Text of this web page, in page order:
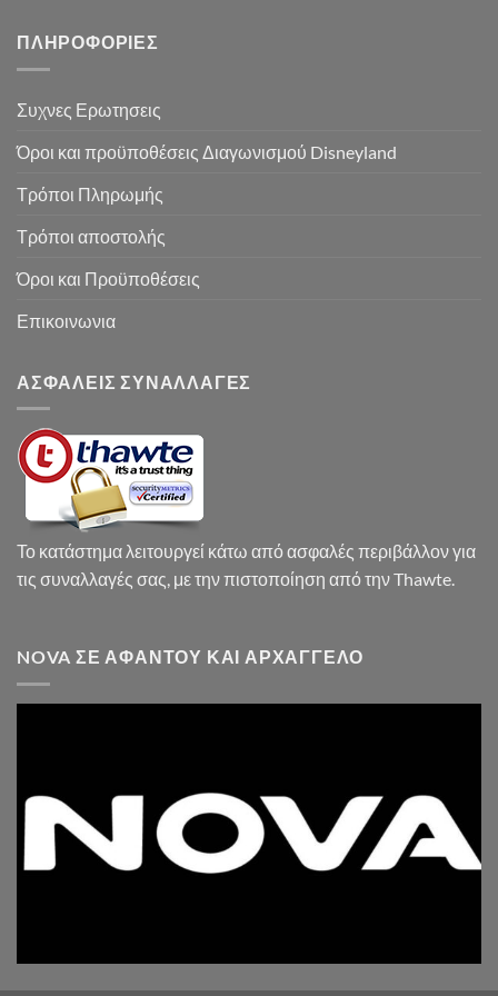
ΠΛΗΡΟΦΟΡΙΕΣ
Συχνες Ερωτησεις
Όροι και προϋποθέσεις Διαγωνισμού Disneyland
Τρόποι Πληρωμής
Τρόποι αποστολής
Όροι και Προϋποθέσεις
Επικοινωνια
ΑΣΦΑΛΕΙΣ ΣΥΝΑΛΛΑΓΕΣ
Το κατάστημα λειτουργεί κάτω από ασφαλές περιβάλλον για
τις συναλλαγές σας, με την πιστοποίηση από την Thawte.
NOVA ΣΕ ΑΦΆΝΤΟΥ ΚΑΙ ΑΡΧΆΓΓΕΛΟ